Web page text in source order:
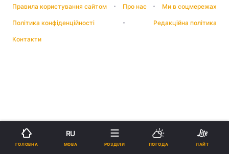
Правила користування сайтом Про нас Ми в соцмережах
Політика конфіденційності Редакційна політика
Контакти
ГОЛОВНА
RU
МОВА РОЗДІЛИ ПОГОДА ЛАЙТ